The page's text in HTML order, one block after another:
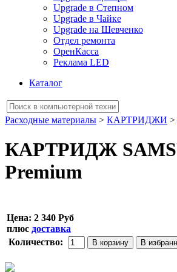
Upgrade в Степном
Upgrade в Чайке
Upgrade на Шевченко
Отдел ремонта
ОренКасса
Реклама LED
Каталог
Расходные материалы > КАРТРИДЖИ >
КАРТРИДЖ
Premium
Цена: 2 340 Руб
плюс доставка
Количество: